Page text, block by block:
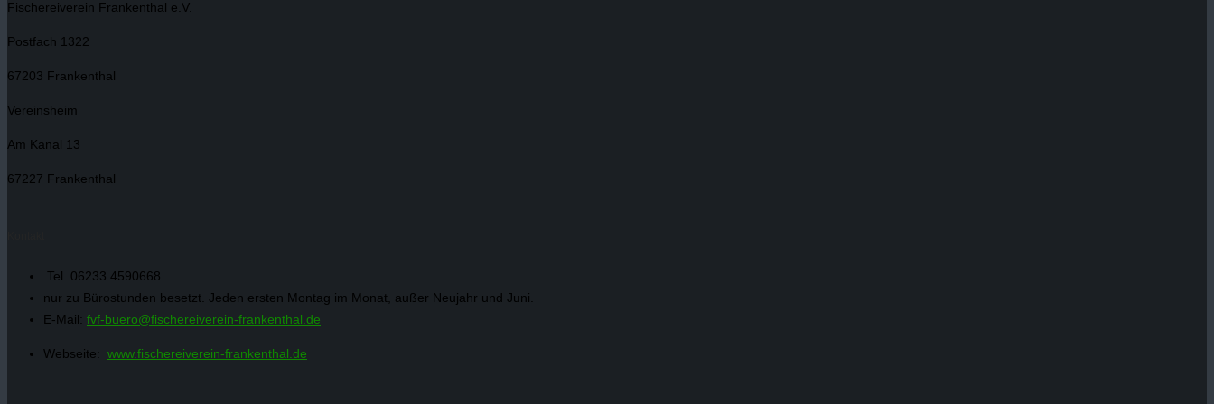
Fischereiverein Frankenthal e.V.
Postfach 1322
67203 Frankenthal
Vereinsheim
Am Kanal 13
67227 Frankenthal
Tel. 06233 4590668
nur zu Bürostunden besetzt. Jeden ersten Montag im Monat, außer Neujahr und Juni.
E-Mail: fvf-buero@fischereiverein-frankenthal.de
Webseite: www.fischereiverein-frankenthal.de